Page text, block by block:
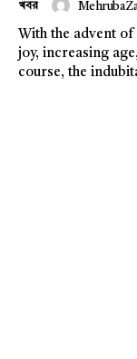
খবর Mehruba
With the advent
joy, increasing
course, the